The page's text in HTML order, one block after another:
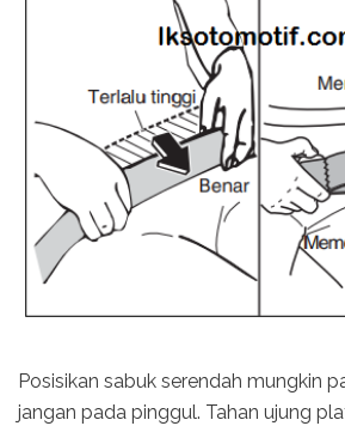
Posisikan sabuk serendah mungkin
jangan pada pinggul. Tahan ujung